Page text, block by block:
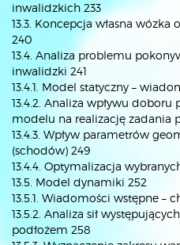
inwalidzkich 233
13.3. Koncepcja własna
240
13.4. Analiza problemu
inwalidzki 241
13.4.1. Model statyczny –
13.4.2. Analiza wpływu
modelu na realizację zadania
13.4.3. Wpływ parametrów
(schodów) 249
13.4.4. Optymalizacja
13.5. Model dynamiki 252
13.5.1. Wiadomości wstępne –
13.5.2. Analiza sił
podłożem 258